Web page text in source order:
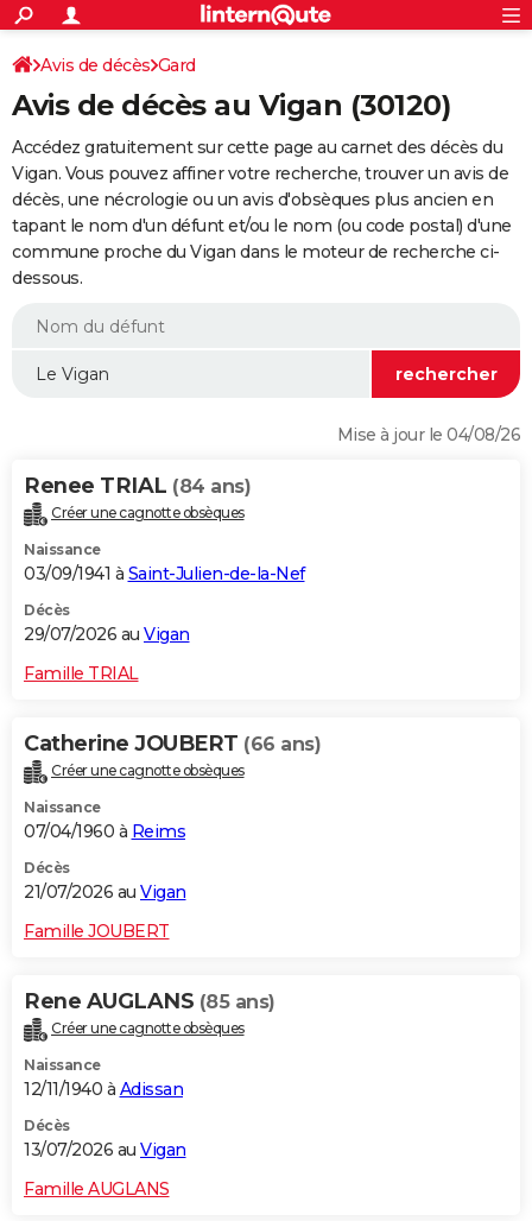
ACTUALITÉS
Politique
Société
Faits Divers
Education
Monde
Villes
+
SPORT
Coupe du monde 2026
Football
Tennis
Cyclisme
Rugby
Forum
Programme TV
TNT
Streaming
Cinéma
Sorties cinéma
Musique
+
FINANCE
Retraite
Epargne
Immobilier
Risques naturels par ville
Assurance
AUTO
Essais
Réserver un essai
Citadines
Berlines
SUV
Forum auto
+
HIGH-TECH
BRICOLAGE
WEEK-END
Alimentation
Guide de la santé
Maladies
Médicaments
Sommeil
VOYAGE
Destinations
City break
Voyage nature
Voyage de noces
Forum
Climat
+PHOTO
GUIDES D'ACHAT
Carte de Noël
Carte Bonne année
Carte Saint-Valentin
Carte Pâques
Carte d'anniversaire
DICTIONNAIRE
Dictionnaire
Biographies
Citations
Expressions
Proverbes
PROGRAMME TV
S'inscrire
Se connecter
Lycées
Collèges
Primaires
Universités
Entreprises
Service militaire
Avis de recherche
AVIS DE DÉCÈS
FORUM
Avis de décès Gard
Avis de décès au Vigan (30120)
Accédez gratuitement sur cette page au carnet des décès du
Vigan. Vous pouvez affiner votre recherche, trouver un avis de
décès, une nécrologie ou un avis d'obsèques plus ancien en
tapant le nom d'un défunt et/ou le nom (ou code postal) d'une
commune proche du Vigan dans le moteur de recherche ci-
dessous.
Mise à jour le 04/08/26
Renee TRIAL (84 ans)
Créer une cagnotte obsèques
Naissance
03/09/1941 à Saint-Julien-de-la-Nef
Décès
29/07/2026 au Vigan
Famille TRIAL
Catherine JOUBERT (66 ans)
Créer une cagnotte obsèques
Naissance
07/04/1960 à Reims
Décès
21/07/2026 au Vigan
Famille JOUBERT
Rene AUGLANS (85 ans)
Créer une cagnotte obsèques
Naissance
12/11/1940 à Adissan
Décès
13/07/2026 au Vigan
Famille AUGLANS